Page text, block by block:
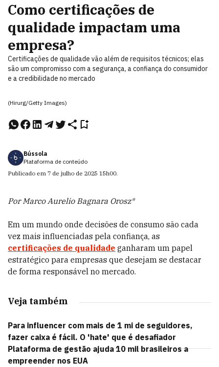
Como certificações de
qualidade impactam uma
empresa?
Certificações de qualidade vão além de requisitos técnicos; elas
são um compromisso com a segurança, a confiança do consumidor
e a credibilidade no mercado
(Hirurg/Getty Images)
Bússola
Plataforma de conteúdo
Publicado em 7 de julho de 2025 15h00.
Por Marco Aurelio Bagnara Orosz*
Em um mundo onde decisões de consumo são cada
vez mais influenciadas pela confiança, as
certificações de qualidade ganharam um papel
estratégico para empresas que desejam se destacar
de forma responsável no mercado.
Veja também
Para influencer com mais de 1 mi de seguidores,
fazer caixa é fácil. O 'hate' que é desafiador
Plataforma de gestão ajuda 10 mil brasileiros a
empreender nos EUA